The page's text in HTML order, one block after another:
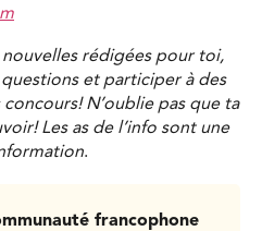
nouvelles rédigées pour toi,
et participer à des
N’oublie pas que ta
Les as de l’info sont une
.
francophone